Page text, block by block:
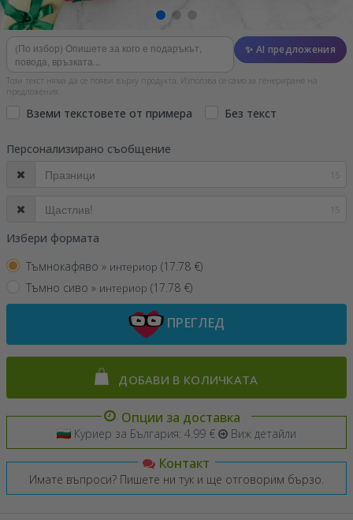
✨ AI предложения
Този текст няма да се появи върху продукта. Използва се само за генериране на
предложения.
Вземи текстовете от примера Без текст
Персонализирано съобщение
15
15
Избери формата
Тъмнокафяво » интериор (17.78 €)
Тъмно сиво » интериор (17.78 €)
ПРЕГЛЕД
ДОБАВИ В КОЛИЧКАТА
Опции за доставка
Куриер за България: 4.99 € Виж детайли
Контакт
Имате въпроси? Пишете ни тук и ще отговорим бързо.